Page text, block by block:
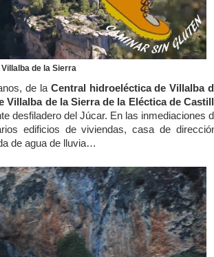
de la Sierra
de la Central hidroeléctica de Villalba
Villalba de la Sierra de la Eléctica de
desfiladero del Júcar. En las inmediaciones
edificios de viviendas, casa de
de agua de lluvia…